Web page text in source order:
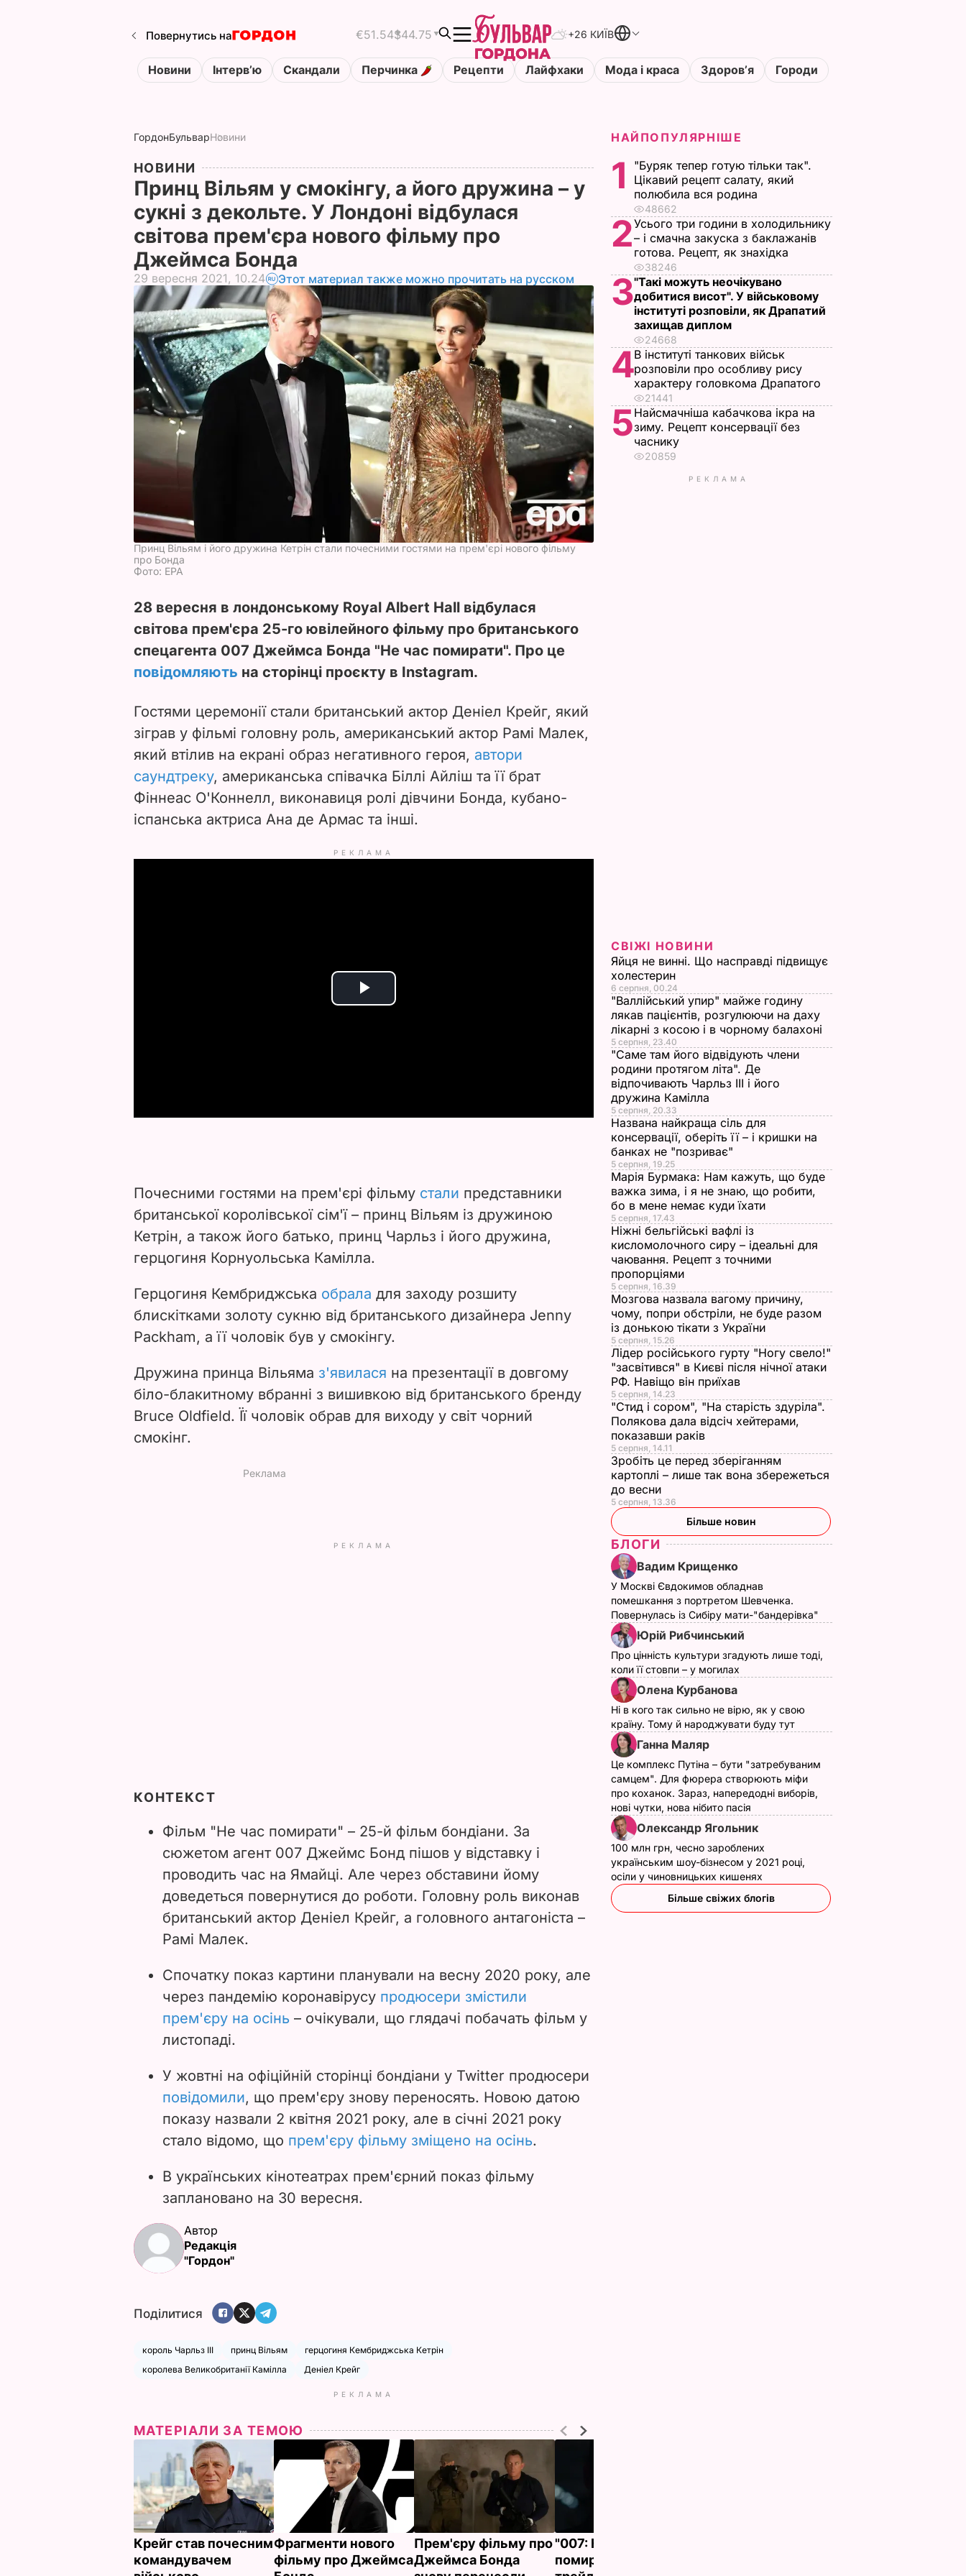
Повернутись на €51.54$44.75 +26 КИЇВ
Новини Інтервʼю Скандали Перчинка Рецепти Лайфхаки Мода і краса Здоровʼя Городи
ГордонБульварНовини
НОВИНИ
Принц Вільям у смокінгу, а його дружина – у
сукні з декольте. У Лондоні відбулася
світова прем'єра нового фільму про
Джеймса Бонда
29 вересня 2021, 10.24 Этот материал также можно прочитать на русском
Принц Вільям і його дружина Кетрін стали почесними гостями на прем'єрі нового фільму
про Бонда
Фото: ЕРА
28 вересня в лондонському Royal Albert Hall відбулася
світова прем'єра 25-го ювілейного фільму про британського
спецагента 007 Джеймса Бонда "Не час помирати". Про це
повідомляють на сторінці проєкту в Instagram.
Гостями церемонії стали британський актор Деніел Крейг, який
зіграв у фільмі головну роль, американський актор Рамі Малек,
який втілив на екрані образ негативного героя, автори
саундтреку, американська співачка Біллі Айліш та її брат
Фіннеас О'Коннелл, виконавиця ролі дівчини Бонда, кубано-
іспанська актриса Ана де Армас та інші.
РЕКЛАМА
P
d
e
o
Почесними гостями на прем'єрі фільму стали представники
британської королівської сім'ї – принц Вільям із дружиною
Кетрін, а також його батько, принц Чарльз і його дружина,
герцогиня Корнуольська Камілла.
Герцогиня Кембриджська обрала для заходу розшиту
блискітками золоту сукню від британського дизайнера Jenny
Packham, а її чоловік був у смокінгу.
Дружина принца Вільяма з'явилася на презентації в довгому
біло-блакитному вбранні з вишивкою від британського бренду
Bruce Oldfield. Її чоловік обрав для виходу у світ чорний
смокінг.
РЕКЛАМА
КОНТЕКСТ
Фільм "Не час помирати" – 25-й фільм бондіани. За
сюжетом агент 007 Джеймс Бонд пішов у відставку і
проводить час на Ямайці. Але через обставини йому
доведеться повернутися до роботи. Головну роль виконав
британський актор Деніел Крейг, а головного антагоніста –
Рамі Малек.
Спочатку показ картини планували на весну 2020 року, але
через пандемію коронавірусу продюсери змістили
прем'єру на осінь – очікували, що глядачі побачать фільм у
листопаді.
У жовтні на офіційній сторінці бондіани у Twitter продюсери
повідомили, що прем'єру знову переносять. Новою датою
показу назвали 2 квітня 2021 року, але в січні 2021 року
стало відомо, що прем'єру фільму зміщено на осінь.
В українських кінотеатрах прем'єрний показ фільму
заплановано на 30 вересня.
Автор
Редакція
"Гордон"
Поділитися
король Чарльз III принц Вільям
герцогиня Кембриджська Кетрін
королева Великобританії Камілла
Деніел Крейг
РЕКЛАМА
МАТЕРІАЛИ ЗА ТЕМОЮ
Крейг став почесним
командувачем
Фрагменти нового
фільму про Джеймса
Прем'єру фільму про
Джеймса Бонда
"007: Не час
помирати". Вийшов
НАЙПОПУЛЯРНІШЕ
1
"Буряк тепер готую тільки так".
Цікавий рецепт салату, який
полюбила вся родина
48662
2Усього три години в холодильнику
– і смачна закуска з баклажанів
готова. Рецепт, як знахідка
38246
3"Такі можуть неочікувано
добитися висот". У військовому
інституті розповіли, як Драпатий
захищав диплом
24668
4В інституті танкових військ
розповіли про особливу рису
характеру головкома Драпатого
21441
5Найсмачніша кабачкова ікра на
зиму. Рецепт консервації без
часнику
20859
РЕКЛАМА
СВІЖІ НОВИНИ
Яйця не винні. Що насправді підвищує
холестерин
6 серпня, 00.24
"Валлійський упир" майже годину
лякав пацієнтів, розгулюючи на даху
лікарні з косою і в чорному балахоні
5 серпня, 23.40
"Саме там його відвідують члени
родини протягом літа". Де
відпочивають Чарльз III і його
дружина Камілла
5 серпня, 20.33
Названа найкраща сіль для
консервації, оберіть її – і кришки на
банках не "позриває"
5 серпня, 19.25
Марія Бурмака: Нам кажуть, що буде
важка зима, і я не знаю, що робити,
бо в мене немає куди їхати
5 серпня, 17.43
Ніжні бельгійські вафлі із
кисломолочного сиру – ідеальні для
чаювання. Рецепт з точними
пропорціями
5 серпня, 16.39
Мозгова назвала вагому причину,
чому, попри обстріли, не буде разом
із донькою тікати з України
5 серпня, 15.26
Лідер російського гурту "Ногу свело!"
"засвітився" в Києві після нічної атаки
РФ. Навіщо він приїхав
5 серпня, 14.23
"Стид і сором", "На старість здуріла".
Полякова дала відсіч хейтерами,
показавши раків
5 серпня, 14.11
Зробіть це перед зберіганням
картоплі – лише так вона збережеться
до весни
5 серпня, 13.36
Більше новин
БЛОГИ
Вадим Крищенко
У Москві Євдокимов обладнав
помешкання з портретом Шевченка.
Повернулась із Сибіру мати-"бандерівка"
Юрій Рибчинський
Про цінність культури згадують лише тоді,
коли її стовпи – у могилах
Олена Курбанова
Ні в кого так сильно не вірю, як у свою
країну. Тому й народжувати буду тут
Ганна Маляр
Це комплекс Путіна – бути "затребуваним
самцем". Для фюрера створюють міфи
про коханок. Зараз, напередодні виборів,
нові чутки, нова нібито пасія
Олександр Ягольник
100 млн грн, чесно зароблених
українським шоу-бізнесом у 2021 році,
осіли у чиновницьких кишенях
Більше свіжих блогів